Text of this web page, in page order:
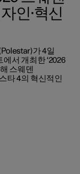
인·혁신
가 4일
서 개최한 ‘2026
스웨덴
타 4의 혁신적인